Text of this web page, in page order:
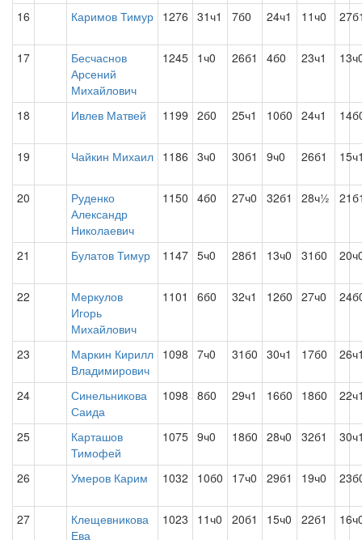
16 Каримов Тимур 1276 31ч1 7б0 24ч1 11ч0
17
Бесчаснов
Арсений
Михайлович
1245 1ч0 26б1 4б0 23ч1
18 Ивлев Матвей 1199 2б0 25ч1 10б0 24ч1
19 Чайкин Михаил 1186 3ч0 30б1 9ч0 26б1
20
Руденко
Александр
Николаевич
1150 4б0 27ч0 32б1 28ч½
21 Булатов Тимур 1147 5ч0 28б1 13ч0 31б0
22
Меркулов
Игорь
Михайлович
1101 6б0 32ч1 12б0 27ч0
23
Маркин Кирилл
Владимирович
1098 7ч0 31б0 30ч1 17б0
24
Синельникова
Саида
1098 8б0 29ч1 16б0 18б0
25
Карташов
Тимофей
1075 9ч0 18б0 28ч0 32б1
26 Умеров Карим 1032 10б0 17ч0 29б1 19ч0
27
Клещевникова
Ева
1023 11ч0 20б1 15ч0 22б1